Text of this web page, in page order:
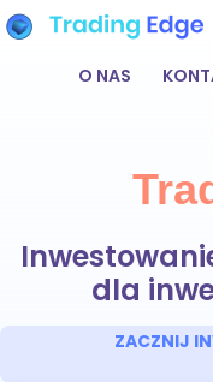
O NAS
dla
ZACZNIJ